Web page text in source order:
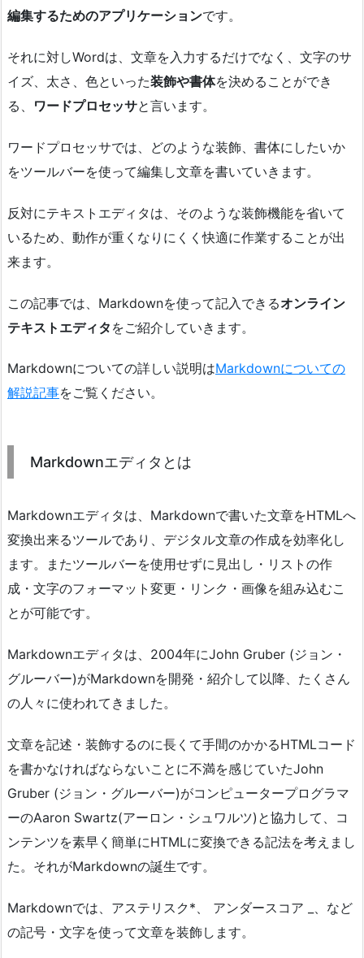
編集するためのアプリケーションです。
それに対しWordは、文章を入力するだけでなく、文字のサ
イズ、太さ、色といった装飾や書体を決めることができ
る、 ワードプロセッサと言います。
ワードプロセッサでは、どのような装飾、書体にしたいか
をツールバーを使って編集し文章を書いていきます。
反対にテキストエディタは、そのような装飾機能を省いて
いるため、動作が重くなりにくく快適に作業することが出
来ます。
この記事では、Markdownを使って記入できるオンライン
テキストエディタ をご紹介していきます。
Markdownについての詳しい説明はMarkdownについての
解説記事をご覧ください。
Markdownエディタとは
Markdownエディタは、Markdownで書いた文章をHTMLへ
変換出来るツールであり、デジタル文章の作成を効率化し
ます。またツールバーを使用せずに見出し・リストの作
成・文字のフォーマット変更・リンク・画像を組み込むこ
とが可能です。
Markdownエディタは、2004年にJohn Gruber (ジョン・
グルーバー)がMarkdownを開発・紹介して以降、たくさん
の人々に使われてきました。
文章を記述・装飾するのに長くて手間のかかるHTMLコード
を書かなければならないことに不満を感じていたJohn
Gruber (ジョン・グルーバー)がコンピュータープログラマ
ーのAaron Swartz(アーロン・シュワルツ)と協力して、コ
ンテンツを素早く簡単にHTMLに変換できる記法を考えまし
た。それがMarkdownの誕生です。
Markdownでは、アステリスク*、 アンダースコア _、など
の記号・文字を使って文章を装飾します。